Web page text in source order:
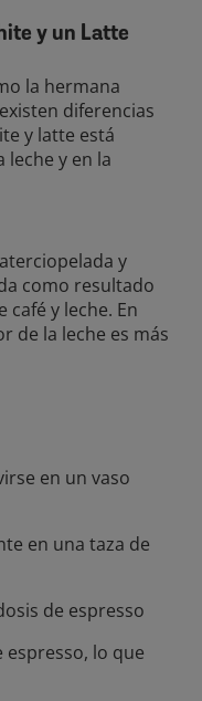
y un Latte
la hermana
diferencias
y latte está
y en la
y
como resultado
y leche. En
de la leche es más
en un vaso
en una taza de
de espresso
espresso, lo que